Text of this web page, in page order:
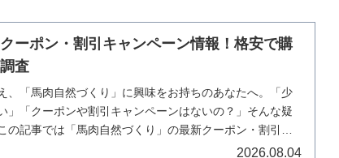
ーポン・割引キャンペーン情報！格安で購
査
、「馬肉自然づくり」に興味をお持ちのあなたへ。「少
」「クーポンや割引キャンペーンはないの？」そんな疑
の記事では「馬肉自然づくり」の最新クーポン・割引情
2026.08.04